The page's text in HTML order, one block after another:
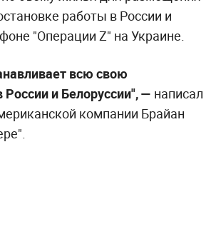
работы в России и
"Операции Z" на Украине.
всю свою
России и Белоруссии", — написал
компании Брайан